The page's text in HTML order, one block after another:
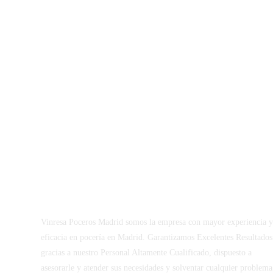
Vinresa Poceros Madrid somos la empresa con mayor experiencia y
eficacia en pocería en Madrid. Garantizamos Excelentes Resultados
gracias a nuestro Personal Altamente Cualificado, dispuesto a
asesorarle y atender sus necesidades y solventar cualquier problema